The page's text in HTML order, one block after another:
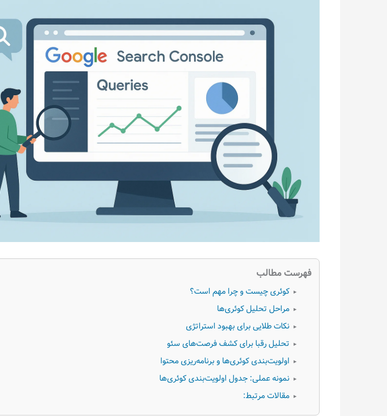
فهرست مطالب
▸ کوئری چیست و چرا مهم است؟
▸ مراحل تحلیل کوئری‌ها
▸ نکات طلایی برای بهبود استراتژی
▸ تحلیل رقبا برای کشف فرصت‌های سئو
▸ اولویت‌بندی کوئری‌ها و برنامه‌ریزی محتوا
▸ نمونه عملی: جدول اولویت‌بندی کوئری‌ها
▸ مقالات مرتبط: